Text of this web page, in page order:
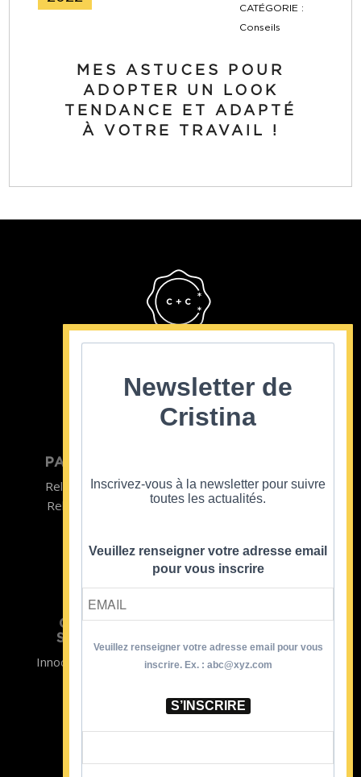
CATÉGORIE :
Conseils
MES ASTUCES POUR
ADOPTER UN LOOK
TENDANCE ET ADAPTÉ
À VOTRE TRAVAIL !
PARTICULIER
Relooking homme
Relooking femme
Team Building
Formations
CRISTINA
SOUTIENT
Innocence en Danger
Contact
Mentions
Newsletter de
Cristina
Inscrivez-vous à la newsletter pour suivre
toutes les actualités.
Veuillez renseigner votre adresse email
pour vous inscrire
Veuillez renseigner votre adresse email pour vous
inscrire. Ex. : abc@xyz.com
S’INSCRIRE